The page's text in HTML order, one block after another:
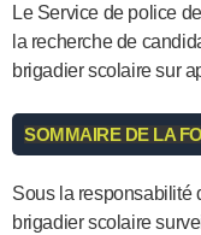
Le Service de police
la recherche de
brigadier scolaire sur
SOMMAIRE DE LA
Sous la responsabilité
brigadier scolaire